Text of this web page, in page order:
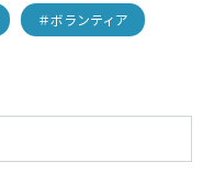
＃ボランティア